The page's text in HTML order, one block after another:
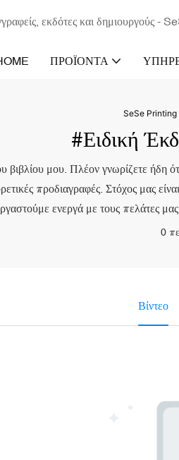
εκδότες και δημιουργούς -
ΠΡΟΪΌΝΤΑ
SeSe Printing
#ειδική
βιβλίου μου. Πλέον γνωρίζετε
προδιαγραφές. Στόχος μας
ενεργά με τους πελάτες
0
Βίντεο